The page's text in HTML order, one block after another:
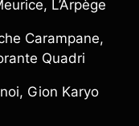
L’Arpège
Carampane,
Quadri
Gion Karyo